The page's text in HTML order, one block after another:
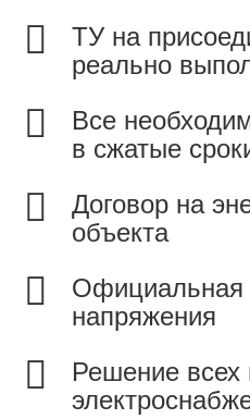
ТУ на
реально
Все
в сжатые
Договор на
объекта
Официальная
напряжения
Решение всех